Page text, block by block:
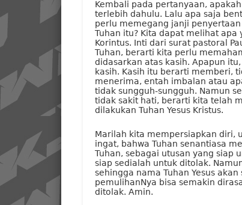
Kembali pada pertanyaan,
terlebih dahulu. Lalu apa saja
perlu memegang janji
Tuhan itu? Kita dapat melihat
Korintus. Inti dari surat pastoral
Tuhan, berarti kita perlu
didasarkan atas kasih. Apapun
kasih. Kasih itu berarti memberi,
menerima, entah imbalan atau
tidak sungguh-sungguh. Namun
tidak sakit hati, berarti kita telah
dilakukan Tuhan Yesus Kristus.
Marilah kita mempersiapkan diri,
ingat, bahwa Tuhan senantiasa
Tuhan, sebagai utusan yang siap
siap sedialah untuk ditolak.
sehingga nama Tuhan Yesus
pemulihanNya bisa semakin
ditolak. Amin.